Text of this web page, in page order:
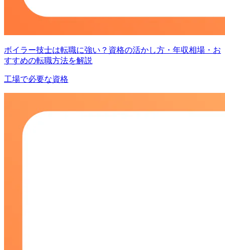
ボイラー技士は転職に強い？資格の活かし方・年収相場・お
すすめの転職方法を解説
工場で必要な資格